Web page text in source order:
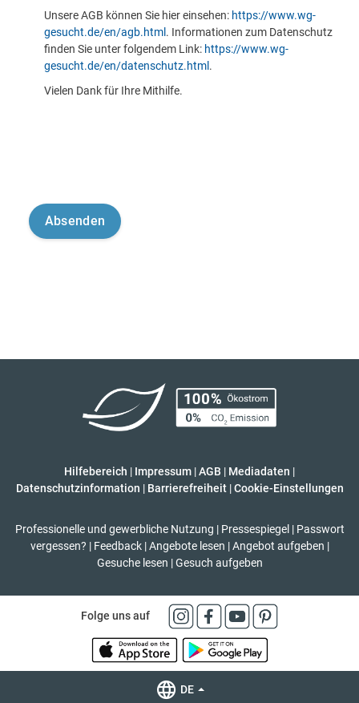
Unsere AGB können Sie hier einsehen: https://www.wg-
gesucht.de/en/agb.html . Informationen zum Datenschutz
finden Sie unter folgendem Link: https://www.wg-
gesucht.de/en/datenschutz.html .
Vielen Dank für Ihre Mithilfe.
Hilfebereich | Impressum |AGB | Mediadaten |
Datenschutzinformation | Barrierefreiheit | Cookie-Einstellungen
Professionelle und gewerbliche Nutzung | Pressespiegel | Passwort
vergessen? | Feedback | Angebote lesen | Angebot aufgeben |
Gesuche lesen | Gesuch aufgeben
Folge uns auf
DE